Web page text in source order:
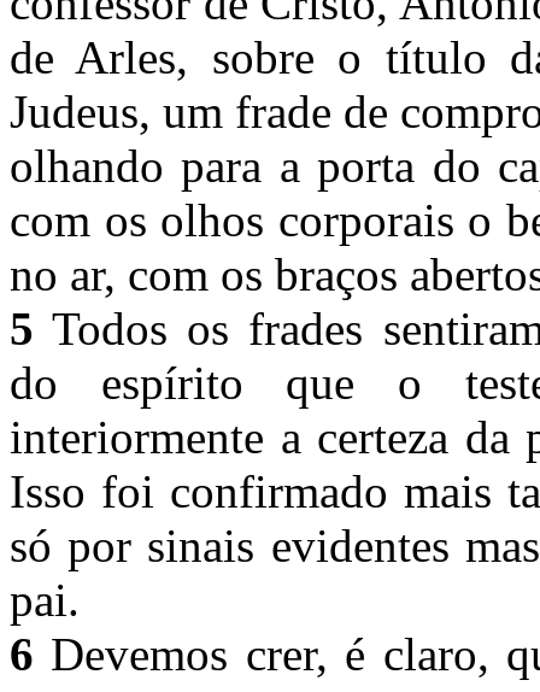
de Arles, sobre o título
Judeus, um frade de
olhando para a porta do
com os olhos corporais o
no ar, com os braços
5 Todos os frades
do espírito que o
interiormente a certeza da
Isso foi confirmado mais
só por sinais evidentes
pai.
6 Devemos crer, é claro,